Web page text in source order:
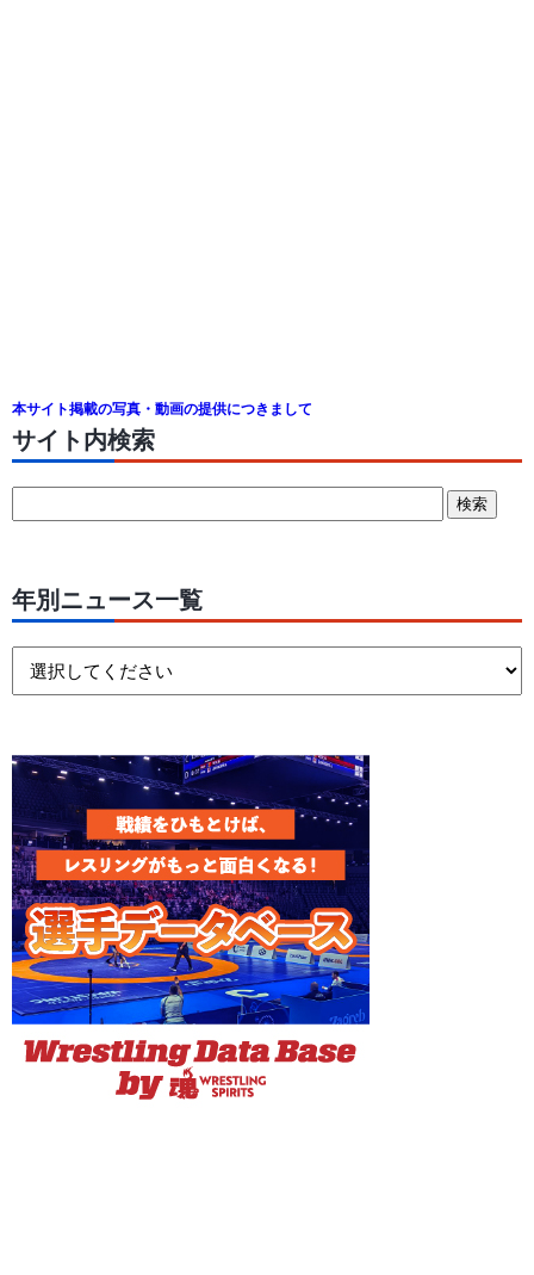
本サイト掲載の写真・動画の提供につきまして
サイト内検索
年別ニュース一覧